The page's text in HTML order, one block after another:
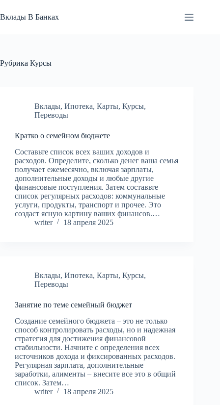
к
сути
Вклады В Банках
Рубрика Курсы
Вклады, Ипотека, Карты, Курсы,
Переводы
Кратко о семейном бюджете
Составьте список всех ваших доходов и
расходов. Определите, сколько денег ваша семья
получает ежемесячно, включая зарплаты,
дополнительные доходы и любые другие
финансовые поступления. Затем составьте
список регулярных расходов: коммунальные
услуги, продукты, транспорт и прочее. Это
создаст ясную картину ваших финансов.…
writer
18 апреля 2025
Вклады, Ипотека, Карты, Курсы,
Переводы
Занятие по теме семейный бюджет
Создание семейного бюджета – это не только
способ контролировать расходы, но и надежная
стратегия для достижения финансовой
стабильности. Начните с определения всех
источников дохода и фиксированных расходов.
Регулярная зарплата, дополнительные
заработки, алименты – внесите все это в общий
список. Затем…
writer
18 апреля 2025